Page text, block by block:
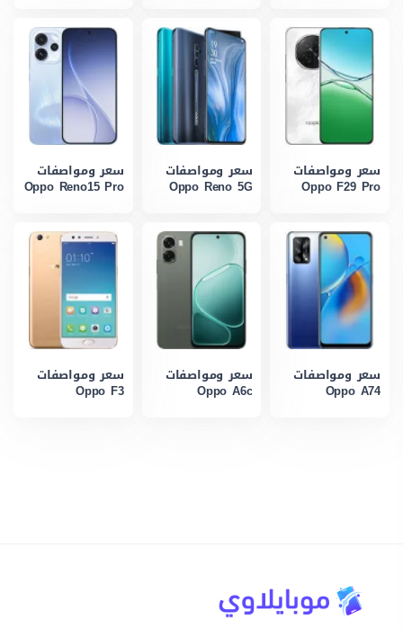
سعر ومواصفات
Oppo F29 Pro
سعر ومواصفات
Oppo Reno 5G
سعر ومواصفات
Oppo Reno15 Pro
سعر ومواصفات
Oppo A74
سعر ومواصفات
Oppo A6c
سعر ومواصفات
Oppo F3